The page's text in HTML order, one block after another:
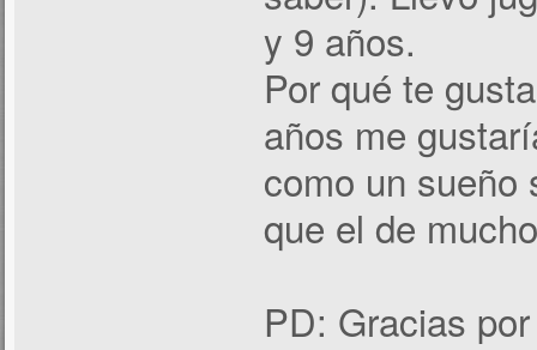
y 9 años.
Por qué te
años me
como un sueño
que el de
PD: Gracias